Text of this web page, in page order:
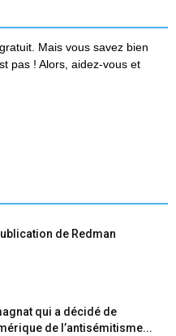
Mais vous savez bien
pas ! Alors, aidez-vous et
de Redman
qui a décidé de
de l’antisémitisme...